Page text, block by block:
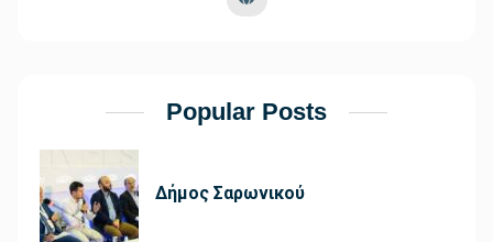
Popular Posts
Δήμος Σαρωνικού